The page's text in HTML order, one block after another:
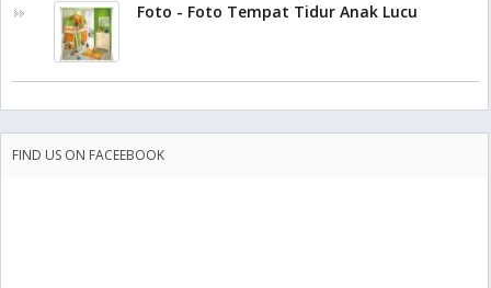
Foto - Foto Tempat Tidur Anak Lucu
FIND US ON FACEEBOOK